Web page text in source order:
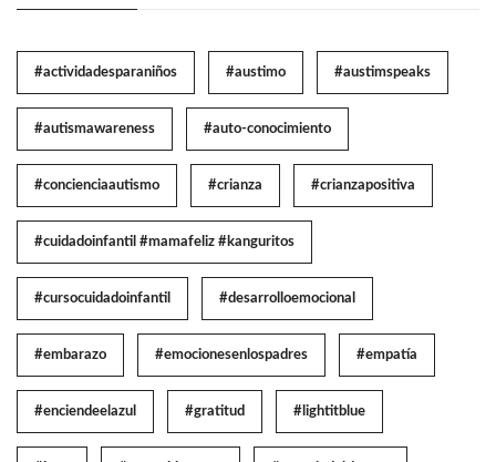
#actividadesparaniños #austimo #austimspeaks
#autismawareness #auto-conocimiento
#concienciaautismo #crianza #crianzapositiva
#cuidadoinfantil #mamafeliz #kanguritos
#cursocuidadoinfantil #desarrolloemocional
#embarazo #emocionesenlospadres #empatía
#enciendeelazul #gratitud #lightitblue